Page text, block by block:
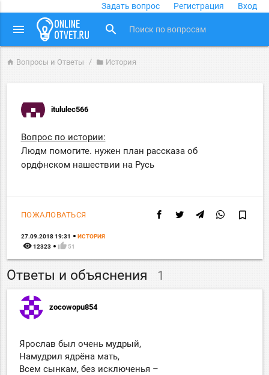
Задать вопрос Регистрация Вход
menu search
home Вопросы и Ответы folder История
itululec566
Вопрос по истории:
Людм помогите. нужен план рассказа об
ордфнском нашествии на Русь
ПОЖАЛОВАТЬСЯ bookmark_border
27.09.2018 19:31 ИСТОРИЯ
remove_red_eye 12323 thumb_up 51
Ответы и объяснения 1
zocowopu854
Ярослав был очень мудрый,
Намудрил ядрёна мать,
Всем сынкам, без исключенья –